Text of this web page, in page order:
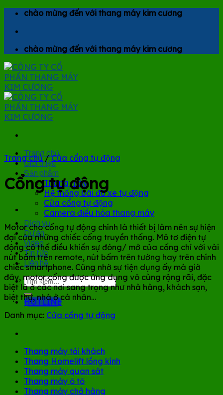
Skip
content
chào mừng đến với thang máy kim cương
chào mừng đến với thang máy kim cương
Trang chủ
Giới thiệu
Sản phẩm
Thang máy
Hệ thống bãi đỗ xe tự động
Cửa cổng tự động
Camera điều hòa thang máy
Dịch vụ
Dự án
Video
Tin tức
Liên hệ
Tìm
kiếm:
HOTLINE
Trang chủ / Cửa cổng tự động
Cổng tự động
Motor cho cổng tự động chính là thiết bị làm nên sự hiện
đại của những chiếc cổng truyền thống. Mô tơ điện tự
động có thể điều khiển sự đóng/ mở của cổng chỉ với vài
nút bấm trên remote, nút bấm trên tường hay trên chính
chiếc smartphone. Cũng nhờ sự tiện dụng ấy mà giờ
đây, motor cổng được ứng dụng vô cùng rộng rãi, đặc
biệt là ở các nơi sang trọng như nhà hàng, khách sạn,
biệt thự, nhà ở cá nhân…
Danh mục: Cửa cổng tự động
Thang máy tải khách
Thang Homelift lồng kính
Thang máy quan sát
Thang máy ô tô
Thang máy chở hàng